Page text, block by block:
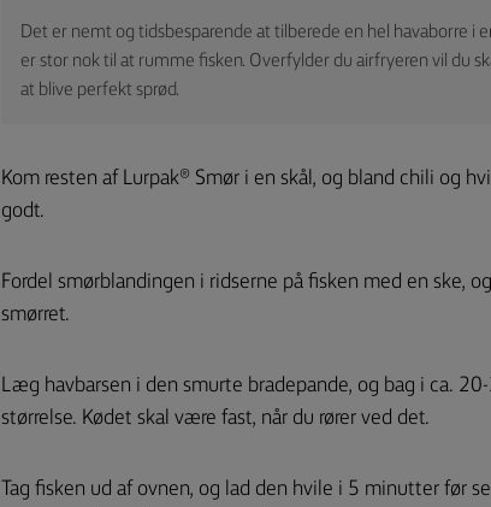
Det er nemt og tidsbesparende at tilberede en hel havaborre i
er stor nok til at rumme fisken. Overfylder du airfryeren vil du
at blive perfekt sprød.
Kom resten af Lurpak® Smør i en skål, og bland chili og
godt.
Fordel smørblandingen i ridserne på fisken med en ske,
smørret.
Læg havbarsen i den smurte bradepande, og bag i ca.
størrelse. Kødet skal være fast, når du rører ved det.
Tag fisken ud af ovnen, og lad den hvile i 5 minutter før